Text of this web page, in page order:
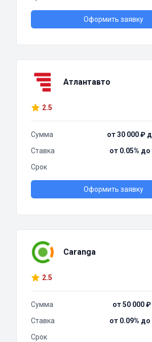
Оформить заявку
Атлантавто
2.5
Сумма
от 30 000 ₽
Ставка
от 0.05%
Срок
Оформить заявку
Caranga
2.5
Сумма
от 50 000
Ставка
от 0.09%
Срок